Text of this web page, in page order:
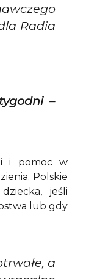
Radia
–
i pomoc w
Polskie
jeśli
lub gdy
a